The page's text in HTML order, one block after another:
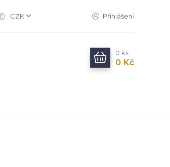
CZK Přihlášení
0 ks
0 Kč